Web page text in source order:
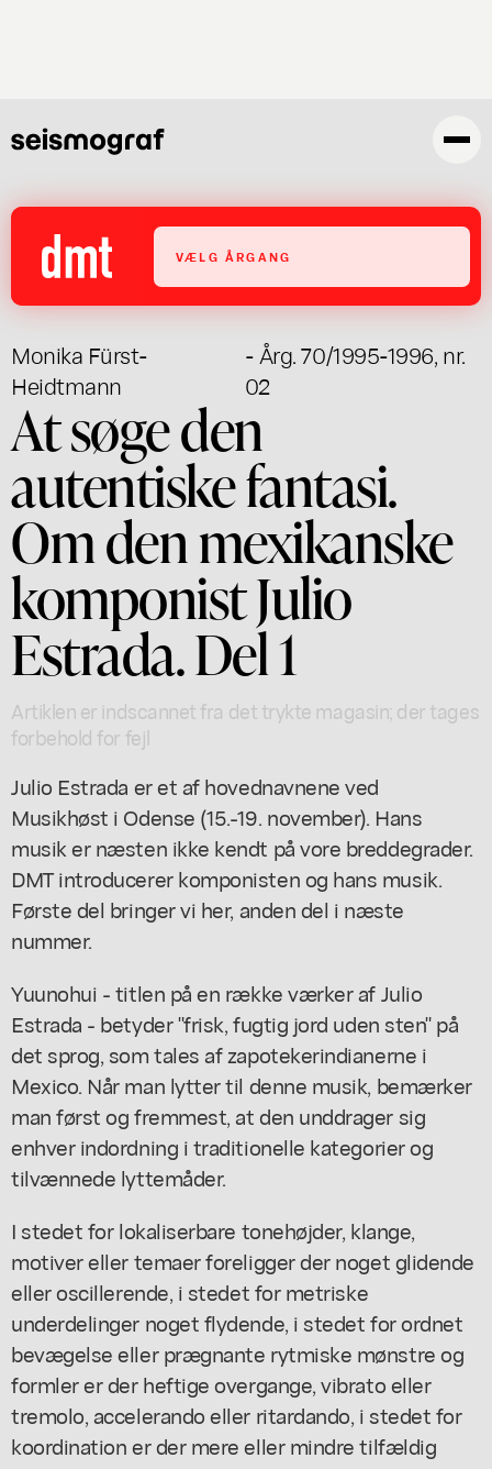
VÆLG ÅRGANG
Monika Fürst-
Heidtmann
- Årg. 70/1995-1996, nr.
02
At søge den
autentiske fantasi.
Om den mexikanske
komponist Julio
Estrada. Del 1
Artiklen er indscannet fra det trykte magasin; der tages
forbehold for fejl
Julio Estrada er et af hovednavnene ved
Musikhøst i Odense (15.-19. november). Hans
musik er næsten ikke kendt på vore breddegrader.
DMT introducerer komponisten og hans musik.
Første del bringer vi her, anden del i næste
nummer.
Yuunohui - titlen på en række værker af Julio
Estrada - betyder "frisk, fugtig jord uden sten" på
det sprog, som tales af zapotekerindianerne i
Mexico. Når man lytter til denne musik, bemærker
man først og fremmest, at den unddrager sig
enhver indordning i traditionelle kategorier og
tilvænnede lyttemåder.
I stedet for lokaliserbare tonehøjder, klange,
motiver eller temaer foreligger der noget glidende
eller oscillerende, i stedet for metriske
underdelinger noget flydende, i stedet for ordnet
bevægelse eller prægnante rytmiske mønstre og
formler er der heftige overgange, vibrato eller
tremolo, accelerando eller ritardando, i stedet for
koordination er der mere eller mindre tilfældig